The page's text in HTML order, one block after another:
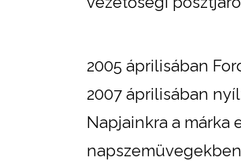
2005 áprilisában
2007 áprilisában
Napjainkra a márka